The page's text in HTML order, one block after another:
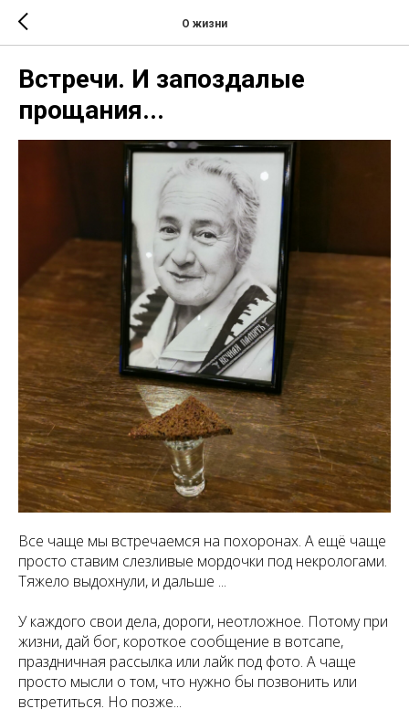
О жизни
Встречи. И запоздалые
прощания...
Все чаще мы встречаемся на похоронах. А ещё чаще
просто ставим слезливые мордочки под некрологами.
Тяжело выдохнули, и дальше ...
У каждого свои дела, дороги, неотложное. Потому при
жизни, дай бог, короткое сообщение в вотсапе,
праздничная рассылка или лайк под фото. А чаще
просто мысли о том, что нужно бы позвонить или
встретиться. Но позже...